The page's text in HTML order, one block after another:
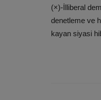
(×)-İlliberal
denetleme ve
kayan siyasi